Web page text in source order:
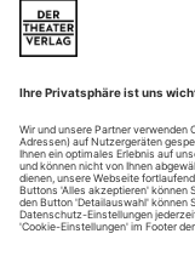
Das Buch kennt
erschienene
Genres, und das
wegen, die Sixtus
Illustrationen von
liebevollen Blick auf
erkleckliches...